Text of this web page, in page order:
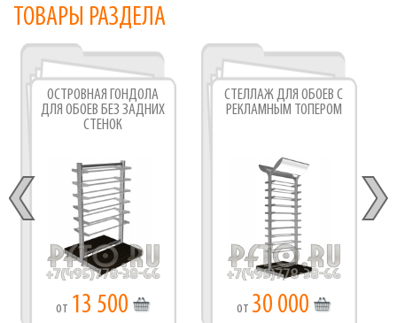
ТОВАРЫ РАЗДЕЛА
ОСТРОВНАЯ ГОНДОЛА
ДЛЯ ОБОЕВ БЕЗ ЗАДНИХ
СТЕНОК
от 13 500
СТЕЛЛАЖ ДЛЯ ОБОЕВ С
РЕКЛАМНЫМ ТОПЕРОМ
от 30 000